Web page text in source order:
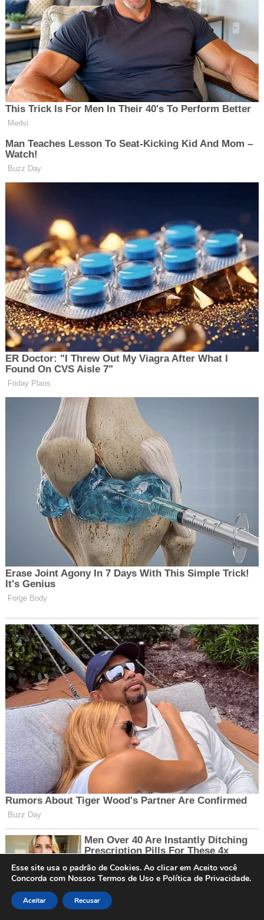
Esse site usa o padrão de Cookies. Ao clicar em Aceito você
Concorda com Nossos Termos de Uso e Política de Privacidade.
Aceitar Recusar